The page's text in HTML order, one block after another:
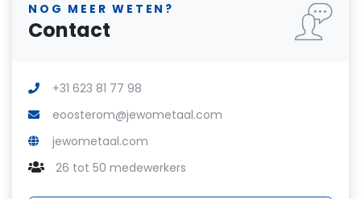
NOG MEER WETEN?
Contact
+31 623 81 77 98
eoosterom@jewometaal.com
jewometaal.com
26 tot 50 medewerkers